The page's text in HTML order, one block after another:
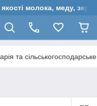
молока, меду, зерна
та